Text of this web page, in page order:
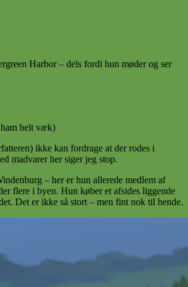
Harbor – dels fordi hun møder og ser
ham helt væk)
ikke kan fordrage at der rodes i
madvarer her siger jeg stop.
– her er hun allerede medlem af
flere i byen. Hun køber et afsides liggende
Det er ikke så stort – men fint nok til hende.